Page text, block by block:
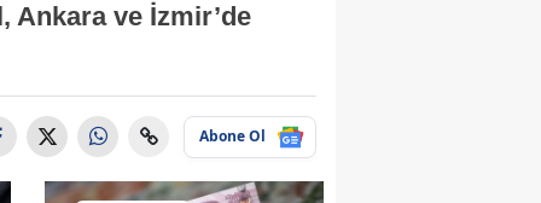
Ankara ve İzmir’de
Abone Ol